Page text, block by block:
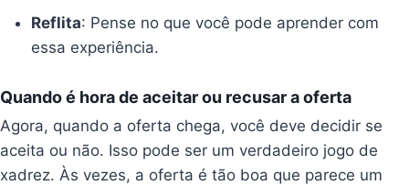
Reflita: Pense no que você pode aprender com
essa experiência.
Quando é hora de aceitar ou recusar a oferta
Agora, quando a oferta chega, você deve decidir se
aceita ou não. Isso pode ser um verdadeiro jogo de
xadrez. Às vezes, a oferta é tão boa que parece um